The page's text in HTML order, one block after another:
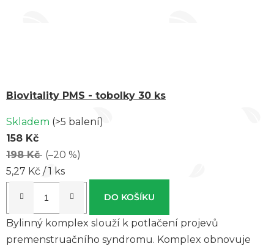
Biovitality PMS - tobolky 30 ks
hodnocení
produktu
je
5,0
hvězdiček.
Skladem (>5 balení)
158 Kč
198 Kč (–20 %)
Měrná
5,27 Kč / 1 ks
DO KOŠÍKU
Bylinný komplex slouží k potlačení projevů
premenstruačního syndromu. Komplex obnovuje